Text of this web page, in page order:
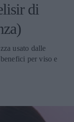
di
usato dalle
per viso e